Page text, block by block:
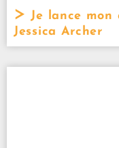
Je lance
Jessica Archer